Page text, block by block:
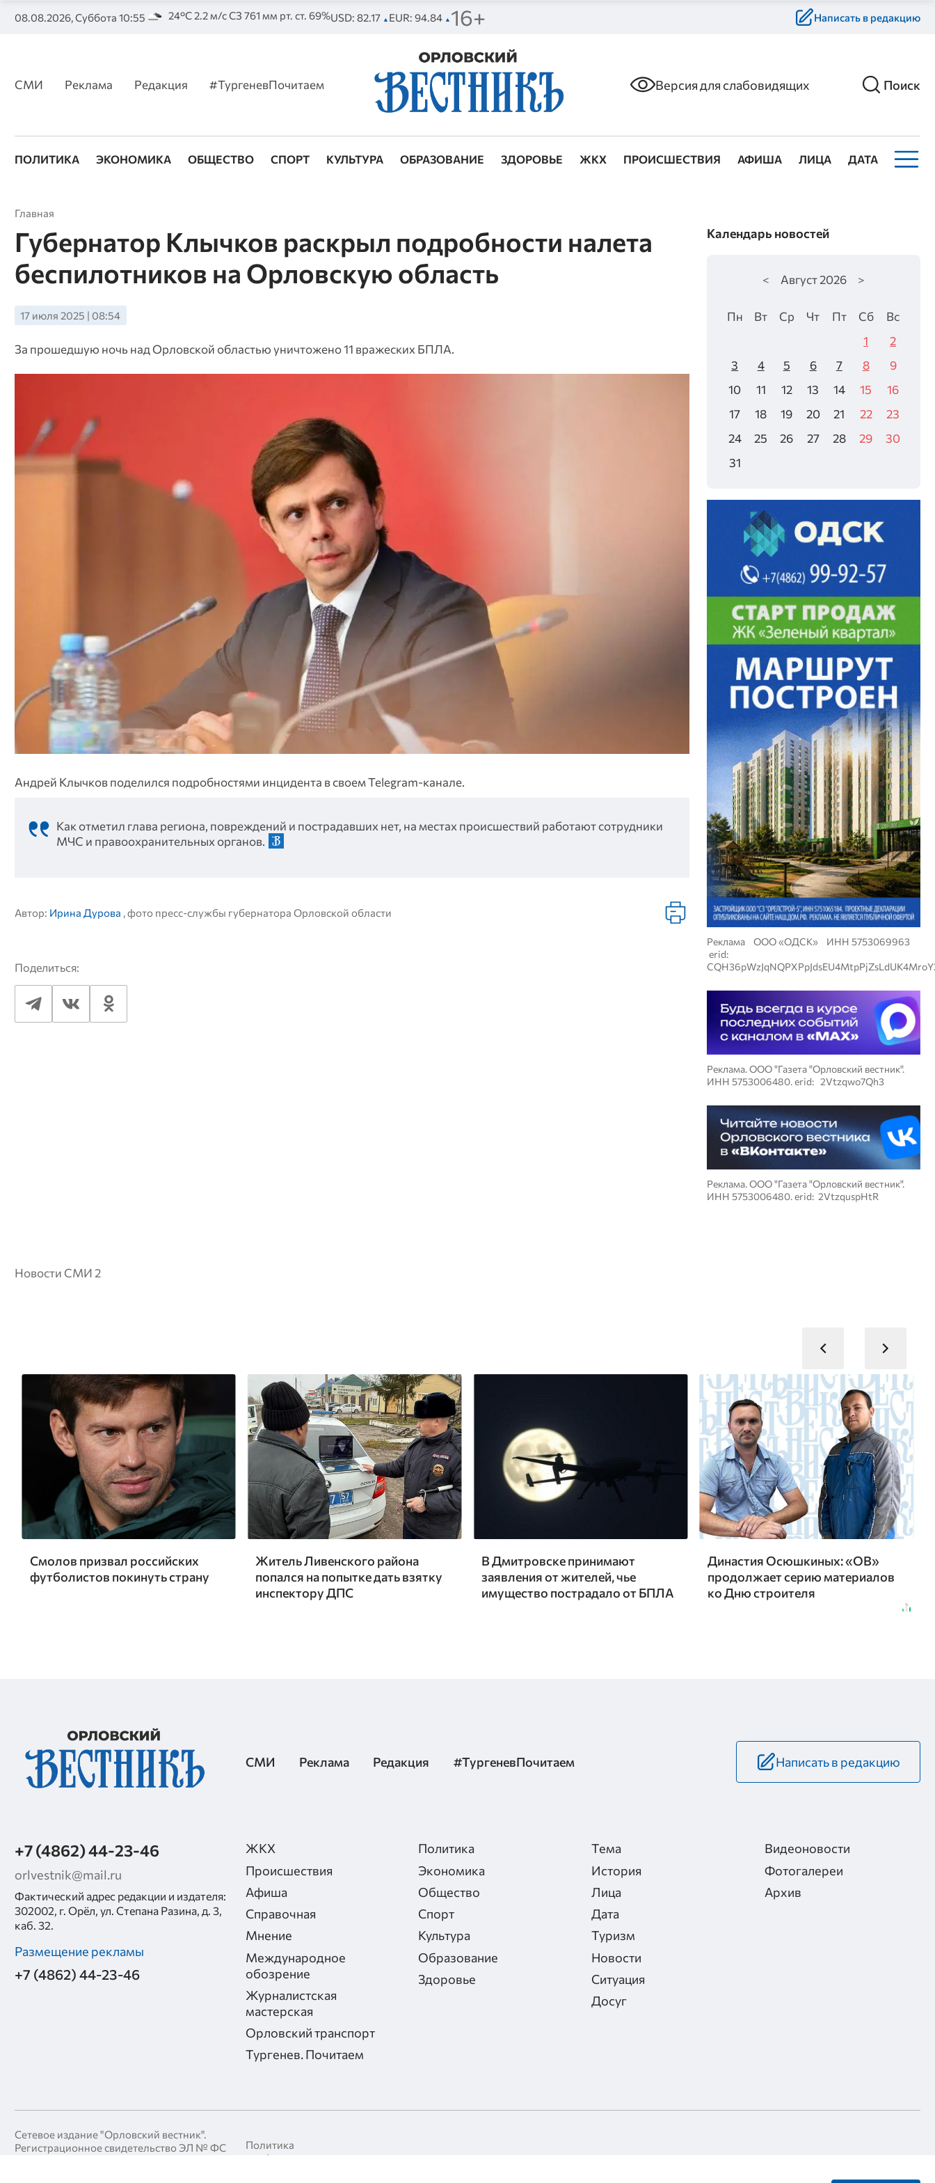
08.08.2026, Суббота 10:55 24°C 2.2 м/с СЗ 761 мм рт. ст. 69%USD: 82.17 ▲ EUR: 94.84 ▲ 16+ Написать в редакцию
СМИ Реклама Редакция #ТургеневПочитаем Версия для слабовидящих Поиск
ПОЛИТИКА ЭКОНОМИКА ОБЩЕСТВО СПОРТ КУЛЬТУРА ОБРАЗОВАНИЕ ЗДОРОВЬЕ ЖКХ ПРОИСШЕСТВИЯ АФИША ЛИЦА ДАТА
Главная
Губернатор Клычков раскрыл подробности налета
беспилотников на Орловскую область
17 июля 2025 | 08:54
За прошедшую ночь над Орловской областью уничтожено 11 вражеских БПЛА.
Андрей Клычков поделился подробностями инцидента в своем Telegram-канале.
Как отметил глава региона, повреждений и пострадавших нет, на местах происшествий работают сотрудники
МЧС и правоохранительных органов.
Автор: Ирина Дурова , фото пресс-службы губернатора Орловской области
Поделиться:
Календарь новостей
< Август2026 >
Пн Вт Ср Чт Пт Сб
Вс
1
2
3
4 5 6 7 8
9
10
11 12 13 14 15
16
17
18 19 20 21 22
23
24
25 26 27 28 29
30
31
Реклама ООО «ОДСК» ИНН 5753069963
erid:
Реклама. ООО "Газета "Орловский вестник".
ИНН 5753006480. erid: 2Vtzqwo7Qh3
Реклама. ООО "Газета "Орловский вестник".
ИНН 5753006480. erid: 2VtzquspHtR
Новости СМИ 2
Смолов призвал российских
футболистов покинуть страну
Житель Ливенского района
попался на попытке дать взятку
инспектору ДПС
В Дмитровске принимают
заявления от жителей, чье
имущество пострадало от БПЛА
Династия Осюшкиных: «ОВ»
продолжает серию материалов
ко Дню строителя
СМИ Реклама Редакция #ТургеневПочитаем Написать в редакцию
+7 (4862) 44-23-46
orlvestnik@mail.ru
Фактический адрес редакции и издателя:
302002, г. Орёл, ул. Степана Разина, д. 3,
каб. 32.
Размещение рекламы
+7 (4862) 44-23-46
ЖКХ
Происшествия
Афиша
Справочная
Мнение
Международное
обозрение
Журналистская
мастерская
Орловский транспорт
Тургенев. Почитаем
Политика
Экономика
Общество
Спорт
Культура
Образование
Здоровье
Тема
История
Лица
Дата
Туризм
Новости
Ситуация
Досуг
Видеоновости
Фотогалереи
Архив
Сетевое издание "Орловский вестник".
Регистрационное свидетельство ЭЛ № ФС
Политика
конфиденциальности